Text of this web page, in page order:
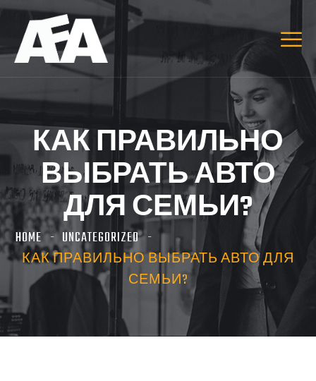
КАК ПРАВИЛЬНО
ВЫБРАТЬ АВТО
ДЛЯ СЕМЬИ?
HOME
UNCATEGORIZED
КАК ПРАВИЛЬНО ВЫБРАТЬ АВТО ДЛЯ
СЕМЬИ?